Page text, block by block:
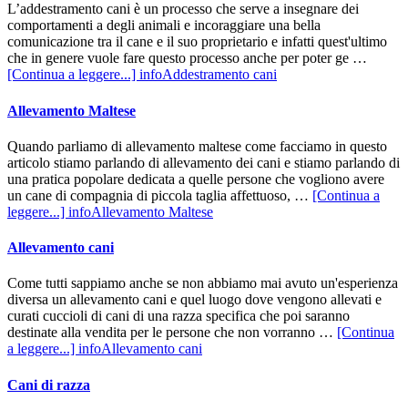
L’addestramento cani è un processo che serve a insegnare dei
comportamenti a degli animali e incoraggiare una bella
comunicazione tra il cane e il suo proprietario e infatti quest'ultimo
che in genere vuole fare questo processo anche per poter ge …
[Continua a leggere...] infoAddestramento cani
Allevamento Maltese
Quando parliamo di allevamento maltese come facciamo in questo
articolo stiamo parlando di allevamento dei cani e stiamo parlando di
una pratica popolare dedicata a quelle persone che vogliono avere
un cane di compagnia di piccola taglia affettuoso, … [Continua a
leggere...] infoAllevamento Maltese
Allevamento cani
Come tutti sappiamo anche se non abbiamo mai avuto un'esperienza
diversa un allevamento cani e quel luogo dove vengono allevati e
curati cuccioli di cani di una razza specifica che poi saranno
destinate alla vendita per le persone che non vorranno … [Continua
a leggere...] infoAllevamento cani
Cani di razza